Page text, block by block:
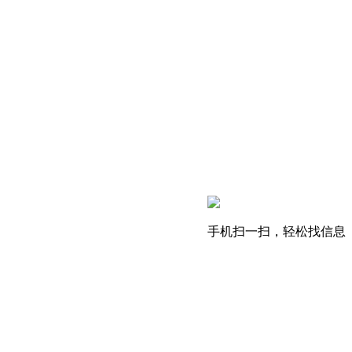
手机扫一扫，轻松找信息